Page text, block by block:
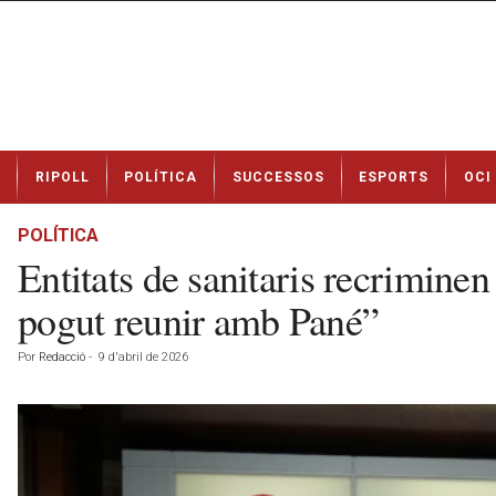
t
RIPOLL POLÍTICA SUCCESSOS ESPORTS OCI
POLÍTICA
Entitats de sanitaris
pogut reunir amb Pané”
Por Redacció - 9 d'abril de 2026